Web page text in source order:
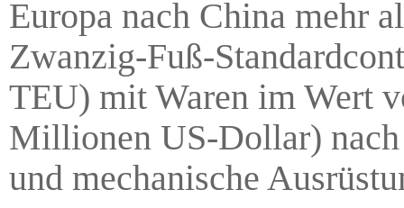
Europa nach China mehr
Zwanzig-Fuß-
TEU) mit Waren im Wert
Millionen US-Dollar)
und mechanische